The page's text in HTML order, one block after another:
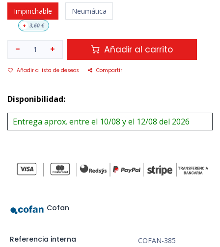
Impinchable
+ 3,60 €
Neumática
Añadir al carrito
Añadir a lista de deseos Compartir
Disponibilidad:
Entrega aprox. entre el 10/08 y el 12/08 del 2026
Cofan
Referencia interna
COFAN-385